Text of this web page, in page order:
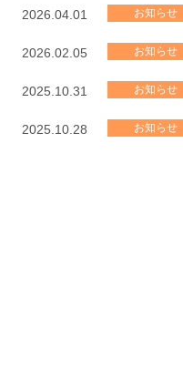
2026.04.01 お知らせ
2026.02.05 お知らせ
2025.10.31 お知らせ
2025.10.28 お知らせ